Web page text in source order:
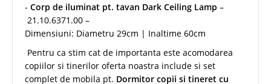
- Corp de iluminat pt. tavan Dark Ceiling Lamp –
21.10.6371.00 –
Dimensiuni: Diametru 29cm | Inaltime 60cm
Pentru ca stim cat de importanta este acomodarea
copiilor si tinerilor oferta noastra include si set
complet de mobila pt. Dormitor copii si tineret cu